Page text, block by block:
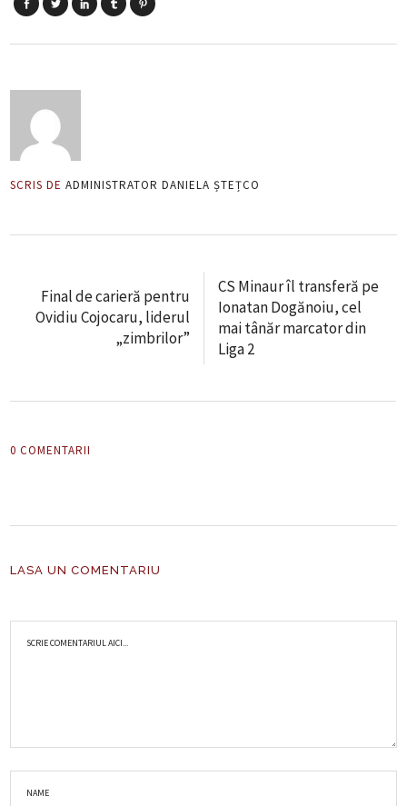
SCRIS DE ADMINISTRATOR DANIELA ȘTEȚCO
Final de carieră pentru
Ovidiu Cojocaru, liderul
„zimbrilor”
CS Minaur îl transferă pe
Ionatan Dogănoiu, cel
mai tânăr marcator din
Liga 2
0 COMENTARII
LASA UN COMENTARIU